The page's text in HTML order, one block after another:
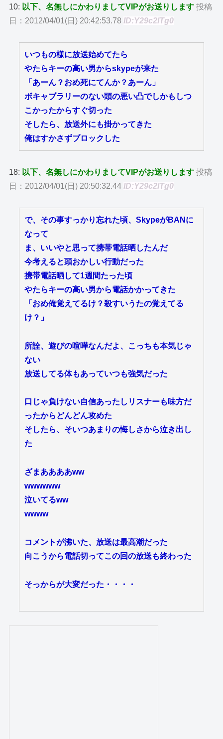
10: 以下、名無しにかわりましてVIPがお送りします 投稿
日：2012/04/01(日) 20:42:53.78 ID:Y29c2lTg0
いつもの様に放送始めてたら
やたらキーの高い男からskypeが来た
「あーん？おめ死にてんか？あーん」
ボキャブラリーのない頭の悪い凸でしかもしつ
こかったからすぐ切った
そしたら、放送外にも掛かってきた
俺はすかさずブロックした
18: 以下、名無しにかわりましてVIPがお送りします 投稿
日：2012/04/01(日) 20:50:32.44 ID:Y29c2lTg0
で、その事すっかり忘れた頃、SkypeがBANに
なって
ま、いいやと思って携帯電話晒したんだ
今考えると頭おかしい行動だった
携帯電話晒して1週間たった頃
やたらキーの高い男から電話かかってきた
「おめ俺覚えてるけ？殺すいうたの覚えてる
け？」
所詮、遊びの喧嘩なんだよ、こっちも本気じゃ
ない
放送してる体もあっていつも強気だった
口じゃ負けない自信あったしリスナーも味方だ
ったからどんどん攻めた
そしたら、そいつあまりの悔しさから泣き出し
た
ざまああああww
wwwwww
泣いてるww
wwww
コメントが沸いた、放送は最高潮だった
向こうから電話切ってこの回の放送も終わった
そっからが大変だった・・・・